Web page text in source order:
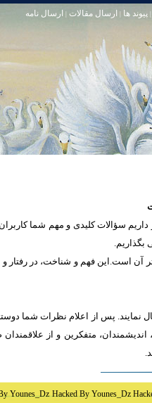
پیوند ها ارسال مقالات ارسال نامه
سؤالات کلیدی و مهم شما كاربران
بگذاریم.
آن است.این فهم و شناخت، در رفتار
پس از اعلام نظرات شما
متفکرین و از
Younes_Dz Hacked By Younes_Dz